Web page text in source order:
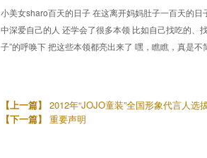
小美女sharo百天的日子 在这离开妈妈肚子一百天的
中深爱自己的人 还学会了很多本领 比如自己找吃的、
子”的呼唤下 把这些本领都亮出来了 嘿，瞧瞧，真是
【上一篇】 2012年“JOJO童装”全国形象代言人选
【下一篇】 重要声明